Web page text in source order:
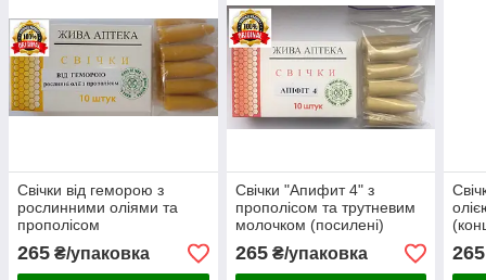
Свічки від геморою з
рослинними оліями та
прополісом
265 ₴/упаковка
Свічки "Апифит 4" з
прополісом та трутневим
молочком (посилені)
265₴/упаковка 265